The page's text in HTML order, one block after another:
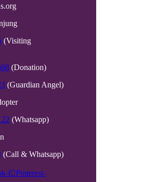
(Visiting
(Donation)
(Guardian Angel)
(Whatsapp)
(Call & Whatsapp)
f Pinterest-